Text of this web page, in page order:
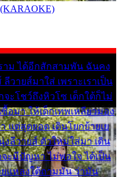
าม ได้อีกสักสามพัน ฉันคง
วายส์มาใส่ เพราะเราเป็น
จะโชว์ถึงหิวโซ เด็กใต้ก็ไม่
มา ให้เด็กเทพเหลียวมอง
แต่สุดยอด เดินโยกย้ายเย
งลีวายส์ ตัวใหม่ใส่มา เดิน
ะมีปัญหา ไม่พอใจ ได้เป็น
แหลงใต้ถามมัน ว่ามัน